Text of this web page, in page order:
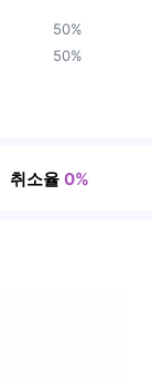
50%
50%
취소율0%